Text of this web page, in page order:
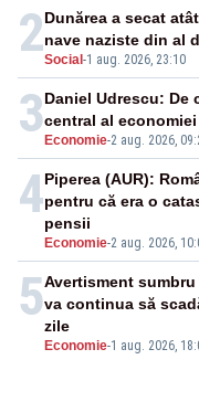
2Social -1 aug. 2026, 23:10
Dunărea a secat
nave naziste din al
3 Economie-2 aug. 2026,
Daniel Udrescu:
central al
4
Economie-2 aug. 2026,
Piperea (AUR):
pentru că era o
pensii
5
Economie-1 aug. 2026,
Avertisment
va continua să
zile